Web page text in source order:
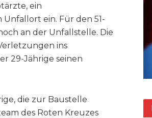
ein
ein. Für den 51-
an der Unfallstelle. Die
ins
29-Jährige seinen
die zur Baustelle
des Roten Kreuzes